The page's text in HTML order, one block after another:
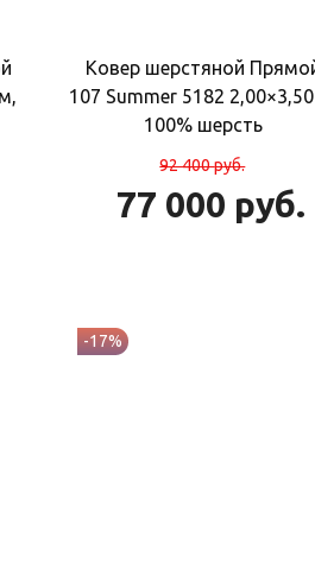
Ковер шерстяной
107 Summer 5182
100% шерсть
92 400руб.
77 000 руб.
-17%